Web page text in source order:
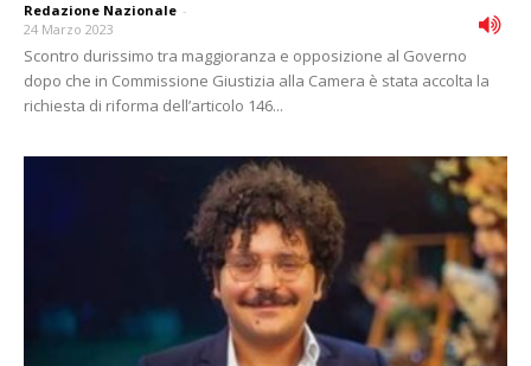
Redazione Nazionale -
24 Marzo 2023
Scontro durissimo tra maggioranza e opposizione al Governo
dopo che in Commissione Giustizia alla Camera è stata accolta la
richiesta di riforma dell’articolo 146...